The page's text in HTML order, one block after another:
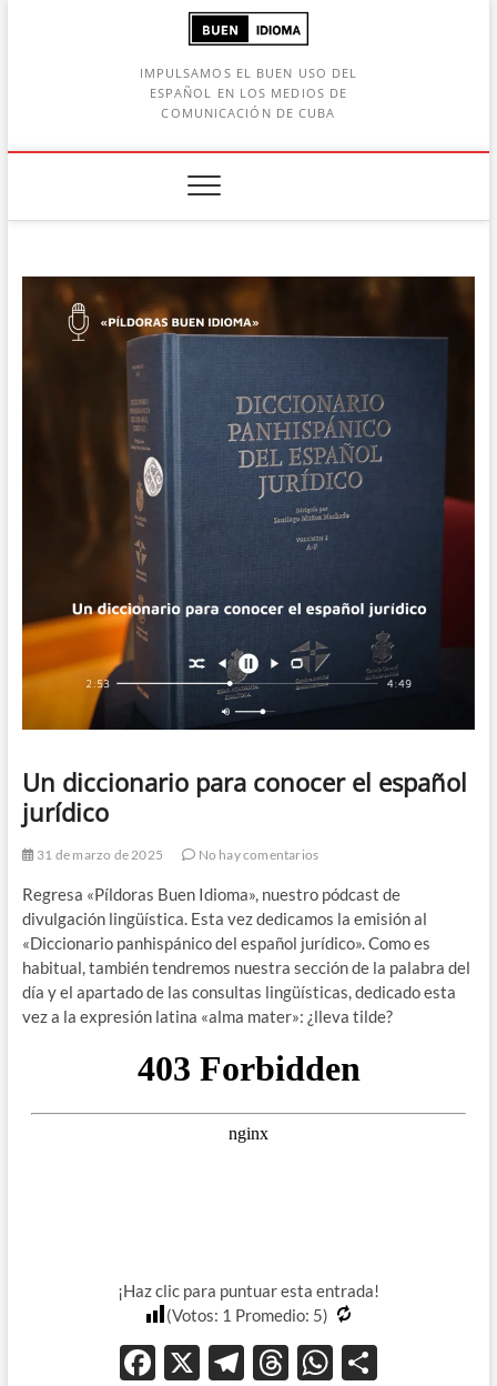
IMPULSAMOS EL BUEN USO DEL
ESPAÑOL EN LOS MEDIOS DE
COMUNICACIÓN DE CUBA
Un diccionario para conocer el español
jurídico
31 de marzo de 2025 No hay comentarios
Regresa «Píldoras Buen Idioma», nuestro pódcast de
divulgación lingüística. Esta vez dedicamos la emisión al
«Diccionario panhispánico del español jurídico». Como es
habitual, también tendremos nuestra sección de la palabra del
día y el apartado de las consultas lingüísticas, dedicado esta
vez a la expresión latina «alma mater»: ¿lleva tilde?
¡Haz clic para puntuar esta entrada!
(Votos: 1 Promedio: 5)
F X T T W